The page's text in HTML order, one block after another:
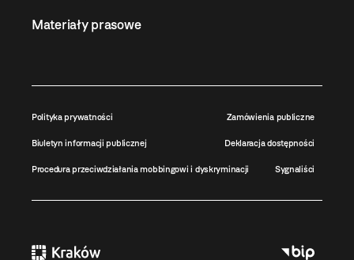
Materiały prasowe
Polityka prywatności Zamówienia publiczne
Biuletyn informacji publicznej Deklaracja dostępności
Procedura przeciwdziałania mobbingowi i dyskryminacji Sygnaliści